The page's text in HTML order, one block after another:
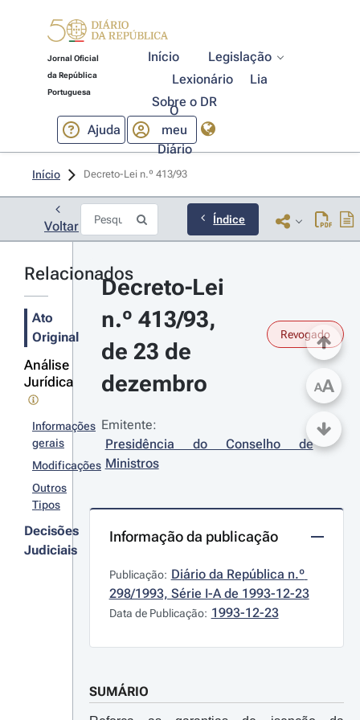
Jornal Oficial
da República
Portuguesa
Início
Legislação
Lexionário
Lia
Sobre o DR
Ajuda
O
meu
Diário
Início Decreto-Lei n.º 413/93
Voltar Índice
Relacionados
Ato
Original
Análise
Jurídica
Informações
gerais
Modificações
Outros
Tipos
Decisões
Judiciais
Decreto-Lei
n.º 413/93,
de 23 de
dezembro
Revogado
Emitente:
Presidência do Conselho de
Ministros
Informação da publicação
Publicação: Diário da República n.º
298/1993, Série I-A de 1993-12-23
Data de Publicação: 1993-12-23
SUMÁRIO
AA